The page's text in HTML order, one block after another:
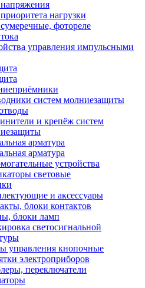
нагрузки
фотореле
управления импульсными
систем молниезащиты
и крепёж систем
арматура
арматура
устройства
световые
и аксессуары
блоки контактов
блоки ламп
светосигнальной
управления кнопочные
электроприборов
переключатели